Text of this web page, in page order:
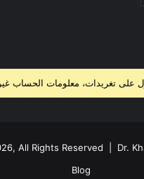
على تغريدات، معلومات الحساب
Dr.
Blog